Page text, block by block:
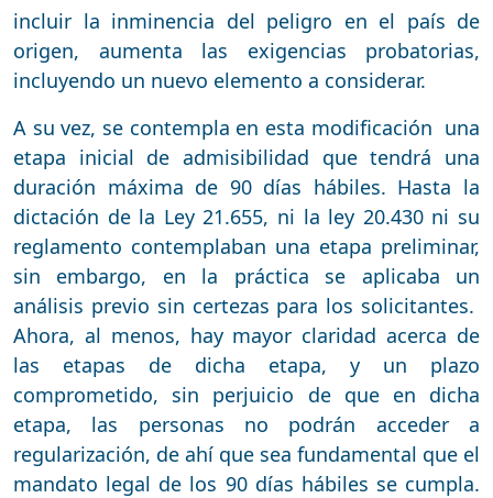
incluir la inminencia del peligro en el país de
origen, aumenta las exigencias probatorias,
incluyendo un nuevo elemento a considerar.
A su vez, se contempla en esta modificación una
etapa inicial de admisibilidad que tendrá una
duración máxima de 90 días hábiles. Hasta la
dictación de la Ley 21.655, ni la ley 20.430 ni su
reglamento contemplaban una etapa preliminar,
sin embargo, en la práctica se aplicaba un
análisis previo sin certezas para los solicitantes.
Ahora, al menos, hay mayor claridad acerca de
las etapas de dicha etapa, y un plazo
comprometido, sin perjuicio de que en dicha
etapa, las personas no podrán acceder a
regularización, de ahí que sea fundamental que el
mandato legal de los 90 días hábiles se cumpla.